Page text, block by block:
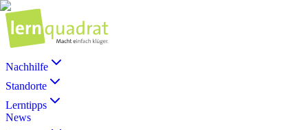
Nachhilfe
Standorte
Lerntipps
News